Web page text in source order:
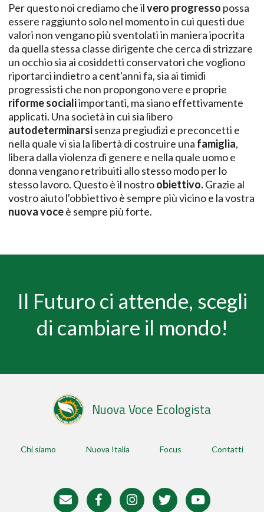
Per questo noi crediamo che ilvero progresso possa
essere raggiunto solo nel momento in cui questi due
valori non vengano più sventolati in maniera ipocrita
da quella stessa classe dirigente che cerca di strizzare
un occhio sia ai cosiddetti conservatori che vogliono
riportarci indietro a cent'anni fa, sia ai timidi
progressisti che non propongono vere e proprie
riforme socialiimportanti, ma siano effettivamente
applicati. Una società in cui sia libero
autodeterminarsisenza pregiudizi e preconcetti e
nella quale vi sia la libertà di costruire una famiglia,
libera dalla violenza di genere e nella quale uomo e
donna vengano retribuiti allo stesso modo per lo
stesso lavoro. Questo è il nostroobiettivo.Grazie al
vostro aiuto l'obbiettivo è sempre più vicino e la vostra
nuova voceè sempre più forte.
Il Futuro ci attende, scegli
di cambiare il mondo!
Chi siamo Nuova Italia Focus Contatti